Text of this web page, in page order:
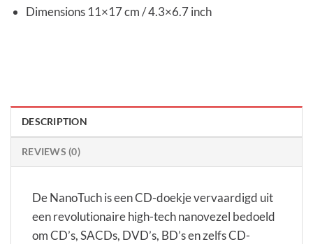
Dimensions 11×17 cm / 4.3×6.7 inch
DESCRIPTION
REVIEWS (0)
De NanoTuch is een CD-doekje vervaardigd uit
een revolutionaire high-tech nanovezel bedoeld
om CD’s, SACDs, DVD’s, BD’s en zelfs CD-